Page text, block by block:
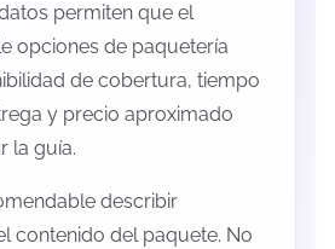
permiten que el
opciones de paquetería
de cobertura, tiempo
y precio aproximado
la guía.
describir
contenido del paquete. No